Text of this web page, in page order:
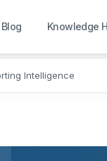
Blog Knowledge
Intelligence